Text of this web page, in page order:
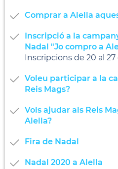
Comprar a Alella
Inscripció a la
Nadal "Jo compro a
Inscripcions de 20 al
Voleu participar a la
Reis Mags?
Vols ajudar als Reis
Alella?
Fira de Nadal
Nadal 2020 a Alella